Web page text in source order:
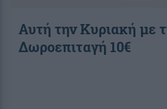
Αυτή την Κυριακή με
Δωροεπιταγή 10€